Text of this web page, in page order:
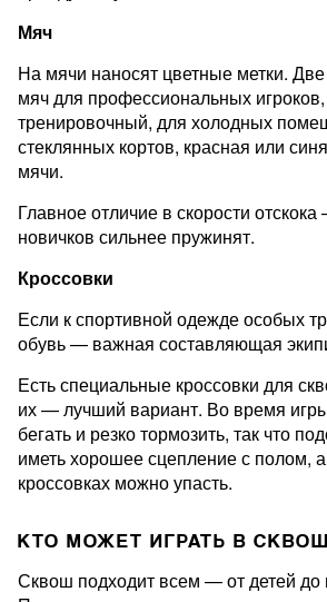
Мяч
На мячи наносят цветные метки.
мяч для профессиональных
тренировочный, для холодных
стеклянных кортов, красная или
мячи.
Главное отличие в скорости
новичков сильнее пружинят.
Кроссовки
Если к спортивной одежде особых
обувь — важная составляющая
Есть специальные кроссовки для
их — лучший вариант. Во время
бегать и резко тормозить, так что
иметь хорошее сцепление с полом,
кроссовках можно упасть.
КТО МОЖЕТ ИГРАТЬ В
Сквош подходит всем — от детей до